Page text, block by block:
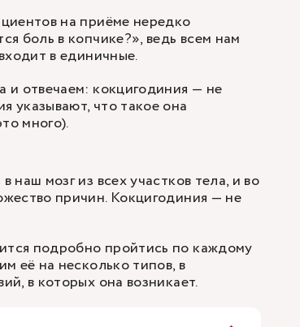
на приёме нередко
боль в копчике?», ведь всем нам
в единичные.
и отвечаем: кокцигодиния — не
указывают, что такое она
много).
наш мозг из всех участков тела, и во
причин. Кокцигодиния — не
подробно пройтись по каждому
её на несколько типов, в
в которых она возникает.